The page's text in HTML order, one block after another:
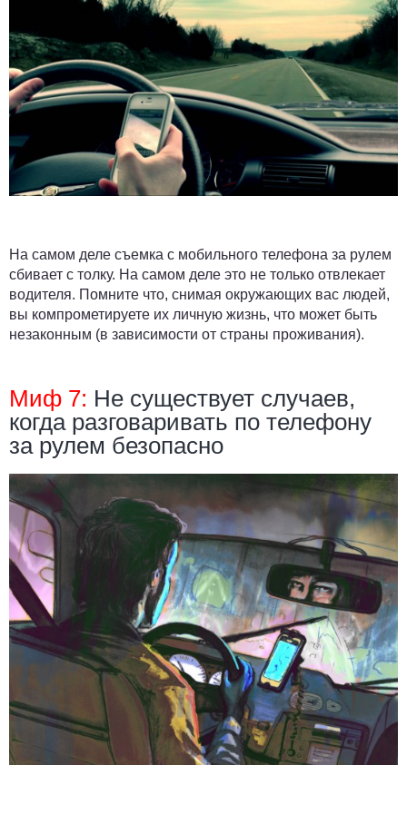
На самом деле съемка с мобильного телефона за рулем
сбивает с толку. На самом деле это не только отвлекает
водителя. Помните что, снимая окружающих вас людей,
вы компрометируете их личную жизнь, что может быть
незаконным (в зависимости от страны проживания).
Миф 7: Не существует случаев,
когда разговаривать по телефону
за рулем безопасно